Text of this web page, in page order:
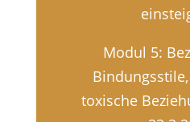
Modul 5:
toxische